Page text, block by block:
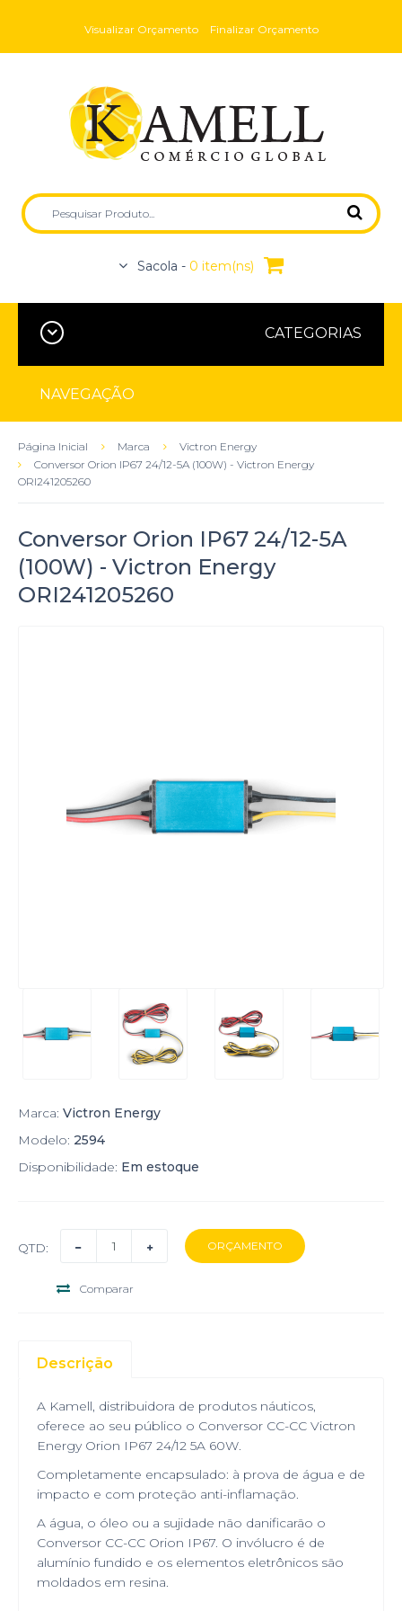
Visualizar Orçamento Finalizar Orçamento
Sacola - 0 item(ns)
CATEGORIAS
NAVEGAÇÃO
Página Inicial Marca
Victron Energy
Conversor Orion IP67 24/12-5A (100W) - Victron Energy
ORI241205260
Conversor Orion IP67 24/12-5A
(100W) - Victron Energy
ORI241205260
Marca: Victron Energy
Modelo: 2594
Disponibilidade: Em estoque
QTD:
Comparar
Descrição
A Kamell, distribuidora de produtos náuticos,
oferece ao seu público o Conversor CC-CC Victron
Energy Orion IP67 24/12 5A 60W.
Completamente encapsulado: à prova de água e de
impacto e com proteção anti-inflamação.
A água, o óleo ou a sujidade não danificarão o
Conversor CC-CC Orion IP67. O invólucro é de
alumínio fundido e os elementos eletrônicos são
moldados em resina.